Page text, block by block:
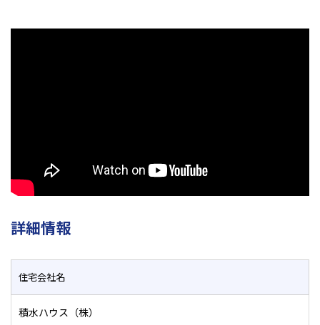
詳細情報
住宅会社名
積水ハウス（株）